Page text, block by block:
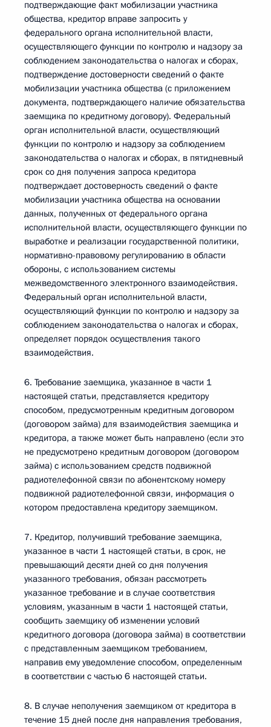
подтверждающие факт мобилизации участника
общества, кредитор вправе запросить у
федерального органа исполнительной власти,
осуществляющего функции по контролю и надзору за
соблюдением законодательства о налогах и сборах,
подтверждение достоверности сведений о факте
мобилизации участника общества (с приложением
документа, подтверждающего наличие обязательства
заемщика по кредитному договору). Федеральный
орган исполнительной власти, осуществляющий
функции по контролю и надзору за соблюдением
законодательства о налогах и сборах, в пятидневный
срок со дня получения запроса кредитора
подтверждает достоверность сведений о факте
мобилизации участника общества на основании
данных, полученных от федерального органа
исполнительной власти, осуществляющего функции по
выработке и реализации государственной политики,
нормативно-правовому регулированию в области
обороны, с использованием системы
межведомственного электронного взаимодействия.
Федеральный орган исполнительной власти,
осуществляющий функции по контролю и надзору за
соблюдением законодательства о налогах и сборах,
определяет порядок осуществления такого
взаимодействия.
6. Требование заемщика, указанное в части 1
настоящей статьи, представляется кредитору
способом, предусмотренным кредитным договором
(договором займа) для взаимодействия заемщика и
кредитора, а также может быть направлено (если это
не предусмотрено кредитным договором (договором
займа) с использованием средств подвижной
радиотелефонной связи по абонентскому номеру
подвижной радиотелефонной связи, информация о
котором предоставлена кредитору заемщиком.
7. Кредитор, получивший требование заемщика,
указанное в части 1 настоящей статьи, в срок, не
превышающий десяти дней со дня получения
указанного требования, обязан рассмотреть
указанное требование и в случае соответствия
условиям, указанным в части 1 настоящей статьи,
сообщить заемщику об изменении условий
кредитного договора (договора займа) в соответствии
с представленным заемщиком требованием,
направив ему уведомление способом, определенным
в соответствии с частью 6 настоящей статьи.
8. В случае неполучения заемщиком от кредитора в
течение 15 дней после дня направления требования,